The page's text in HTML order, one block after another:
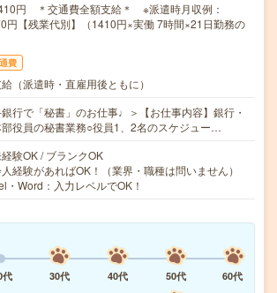
円 ＊交通費全額支給＊ ※派遣時月収例：
円【残業代別】（1410円×実働 7時間×21日勤務の
費
（派遣時・直雇用後ともに）
銀行で「秘書」のお仕事♩＞【お仕事内容】銀行・
役員の秘書業務○役員1、2名のスケジュー…
験OK / ブランクOK
経験があればOK！（業界・職種は問いません）
Word：入力レベルでOK！
代
30代 40代 50代
60代